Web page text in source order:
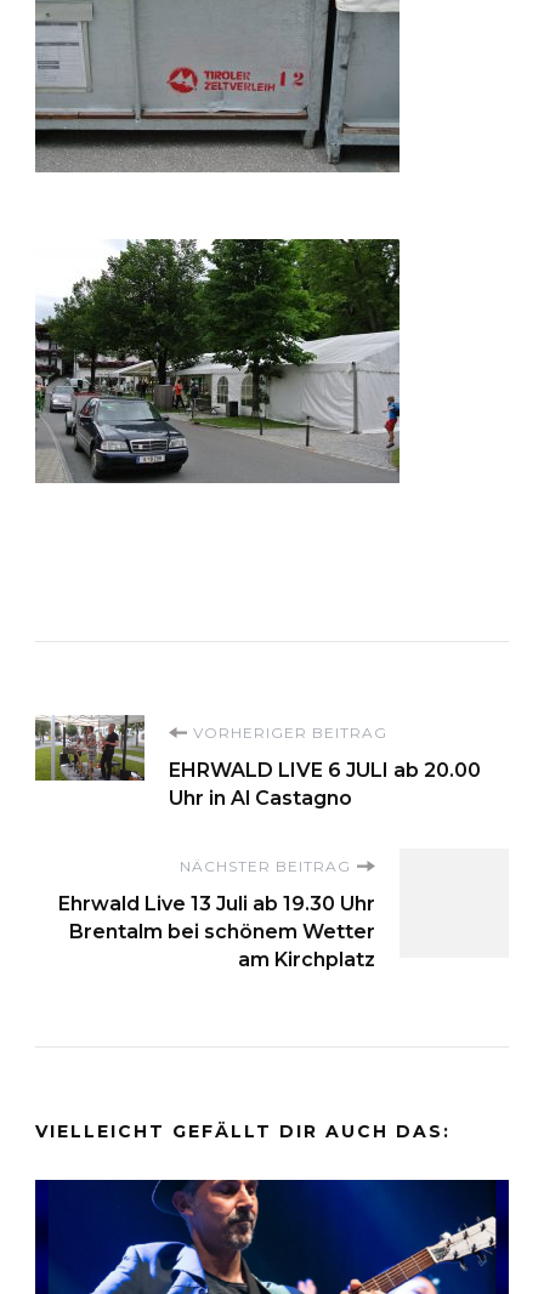
Beitragsnavigation
VORHERIGER BEITRAG
EHRWALD LIVE 6 JULI ab 20.00
Uhr in Al Castagno
NÄCHSTER BEITRAG
Ehrwald Live 13 Juli ab 19.30 Uhr
Brentalm bei schönem Wetter
am Kirchplatz
VIELLEICHT GEFÄLLT DIR AUCH DAS: